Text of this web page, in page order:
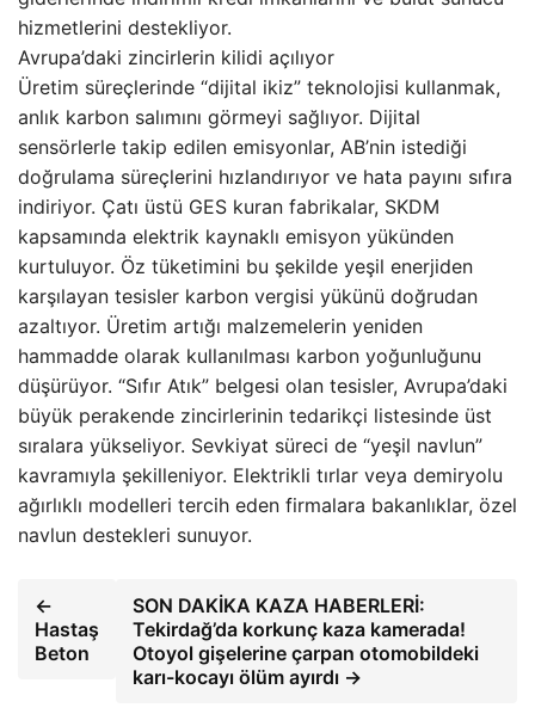
hizmetlerini destekliyor.
Avrupa’daki zincirlerin kilidi açılıyor
Üretim süreçlerinde “dijital ikiz” teknolojisi kullanmak,
anlık karbon salımını görmeyi sağlıyor. Dijital
sensörlerle takip edilen emisyonlar, AB’nin istediği
doğrulama süreçlerini hızlandırıyor ve hata payını sıfıra
indiriyor. Çatı üstü GES kuran fabrikalar, SKDM
kapsamında elektrik kaynaklı emisyon yükünden
kurtuluyor. Öz tüketimini bu şekilde yeşil enerjiden
karşılayan tesisler karbon vergisi yükünü doğrudan
azaltıyor. Üretim artığı malzemelerin yeniden
hammadde olarak kullanılması karbon yoğunluğunu
düşürüyor. “Sıfır Atık” belgesi olan tesisler, Avrupa’daki
büyük perakende zincirlerinin tedarikçi listesinde üst
sıralara yükseliyor. Sevkiyat süreci de “yeşil navlun”
kavramıyla şekilleniyor. Elektrikli tırlar veya demiryolu
ağırlıklı modelleri tercih eden firmalara bakanlıklar, özel
navlun destekleri sunuyor.
←
Hastaş
Beton
SON DAKİKA KAZA HABERLERİ:
Tekirdağ’da korkunç kaza kamerada!
Otoyol gişelerine çarpan otomobildeki
karı-kocayı ölüm ayırdı →